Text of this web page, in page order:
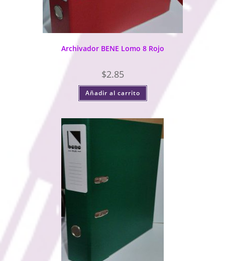
Archivador BENE Lomo 8 Rojo
$2.85
Añadir al carrito